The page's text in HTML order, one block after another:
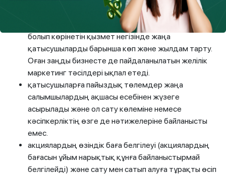
түрлі бонустық бағдарламалар мен корпоративтік
іс-шаралар арқылы ойластырылған және негізді
болып көрінетін қызмет негізінде жаңа
қатысушыларды барынша көп және жылдам тарту.
Оған заңды бизнесте де пайдаланылатын желілік
маркетинг тәсілдері ықпал етеді.
қатысушыларға пайыздық төлемдер жаңа
салымшылардың ақшасы есебінен жүзеге
асырылады және ол сату көлеміне немесе
кәсіпкерліктің өзге де нәтижелеріне байланысты
емес.
акциялардың өзіндік баға белгілеуі (акциялардың
бағасын ұйым нарықтық құнға байланыстырмай
белгілейді) және сату мен сатып алуға тұрақты өсіп